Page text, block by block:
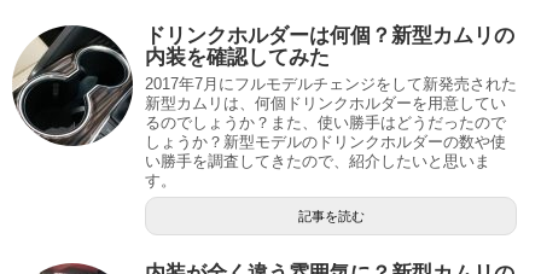
ドリンクホルダーは何個？新型カムリの
内装を確認してみた
2017年7月にフルモデルチェンジをして新発売された
新型カムリは、何個ドリンクホルダーを用意してい
るのでしょうか？また、使い勝手はどうだったので
しょうか？新型モデルのドリンクホルダーの数や使
い勝手を調査してきたので、紹介したいと思いま
す。
記事を読む